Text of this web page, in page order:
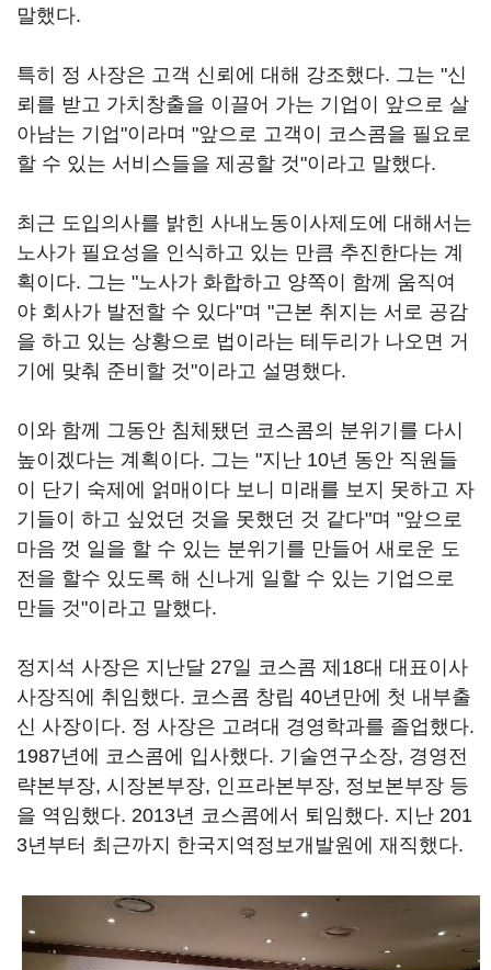
말했다.
특히 정 사장은 고객 신뢰에 대해 강조했다. 그는 "신
뢰를 받고 가치창출을 이끌어 가는 기업이 앞으로 살
아남는 기업"이라며 "앞으로 고객이 코스콤을 필요로
할 수 있는 서비스들을 제공할 것"이라고 말했다.
최근 도입의사를 밝힌 사내노동이사제도에 대해서는
노사가 필요성을 인식하고 있는 만큼 추진한다는 계
획이다. 그는 "노사가 화합하고 양쪽이 함께 움직여
야 회사가 발전할 수 있다"며 "근본 취지는 서로 공감
을 하고 있는 상황으로 법이라는 테두리가 나오면 거
기에 맞춰 준비할 것"이라고 설명했다.
이와 함께 그동안 침체됐던 코스콤의 분위기를 다시
높이겠다는 계획이다. 그는 "지난 10년 동안 직원들
이 단기 숙제에 얽매이다 보니 미래를 보지 못하고 자
기들이 하고 싶었던 것을 못했던 것 같다"며 "앞으로
마음 껏 일을 할 수 있는 분위기를 만들어 새로운 도
전을 할수 있도록 해 신나게 일할 수 있는 기업으로
만들 것"이라고 말했다.
정지석 사장은 지난달 27일 코스콤 제18대 대표이사
사장직에 취임했다. 코스콤 창립 40년만에 첫 내부출
신 사장이다. 정 사장은 고려대 경영학과를 졸업했다.
1987년에 코스콤에 입사했다. 기술연구소장, 경영전
략본부장, 시장본부장, 인프라본부장, 정보본부장 등
을 역임했다. 2013년 코스콤에서 퇴임했다. 지난 201
3년부터 최근까지 한국지역정보개발원에 재직했다.